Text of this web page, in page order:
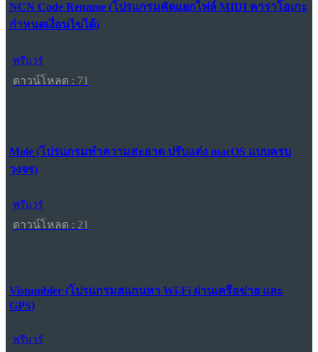
NCN Code Rename (โปรแกรมคัดแยกไฟล์ MIDI คาราโอเกะ
กำหนดเงื่อนไขได้)
ฟรีแวร์
ดาวน์โหลด : 71
Mole (โปรแกรมทำความสะอาด ปรับแต่ง macOS แบบครบ
วงจร)
ฟรีแวร์
ดาวน์โหลด : 21
Vistumbler (โปรแกรมสแกนหา Wi-Fi ผ่านเครือข่าย และ
GPS)
ฟรีแวร์